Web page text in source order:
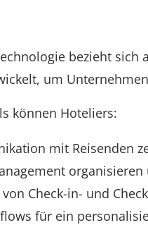
bezieht
um
können Hoteliers:
mit Reisenden
Check-in- und
für ein